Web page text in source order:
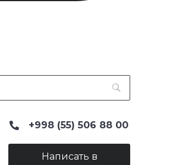
+998 (55) 506 88 00
Написать в